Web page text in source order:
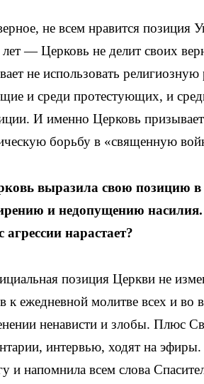
не всем нравится позиция
— Церковь не делит своих
не использовать
и среди протестующих, и
И именно Церковь
борьбу в «священную
выразила свою позицию в
и недопущению насилия.
агрессии нарастает?
позиция Церкви не
к ежедневной молитве всех и
ненависти и злобы. Плюс
интервью, ходят на эфиры.
и напомнила всем слова